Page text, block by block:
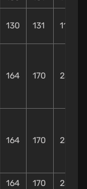
130 131 11
164 170 25
164 170 25
164 170 25